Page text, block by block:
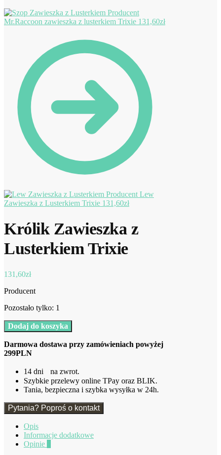
Mr.Raccoon zawieszka z lusterkiem Trixie 131,60zł
Lew
Zawieszka z Lusterkiem Trixie 131,60zł
Królik Zawieszka z
Lusterkiem Trixie
131,60zł
Producent
Pozostało tylko: 1
ilość
Królik
Zawieszka
z
Dodaj do koszyka
Darmowa dostawa przy zamówieniach powyżej
299PLN
14 dni na zwrot.
Szybkie przelewy online TPay oraz BLIK.
Tania, bezpieczna i szybka wysyłka w 24h.
Pytania? Poproś o kontakt
Opis
Informacje dodatkowe
Opinie